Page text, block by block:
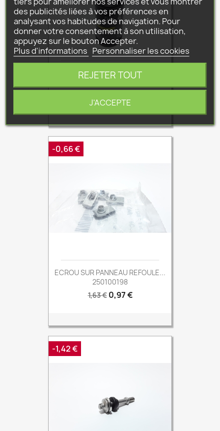
LIQUIDE DE FREIN COMPETITION
de
base
ECROU SUR PANNEAU REFOULE...
250100198
Prix
1,63 € Prix
0,97 €
-0,66 €
-1,42 €
des publicités liées à vos préférences en
analysant vos habitudes de navigation. Pour
donner votre consentement à son utilisation,
appuyez sur le bouton Accepter.
Plus d'informations Personnaliser les cookies
REJETER TOUT
J'ACCEPTE